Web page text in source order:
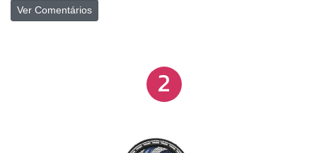
Extrema, Eco Fresh (com economia de até 20% de
transporte, além de altura ajustável de até 1,5 m,
garantindo praticidade e versatilidade no uso diário.
Ver Comentários
2